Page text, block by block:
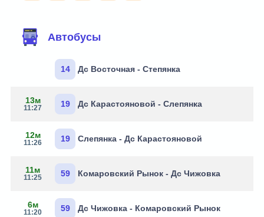
Автобусы
14 Дс Восточная - Степянка
13м
11:27 19 Дс Карастояновой - Слепянка
12м
11:26 19 Слепянка - Дс Карастояновой
11м
11:25 59 Комаровский Рынок - Дс Чижовка
6м
11:20 59 Дс Чижовка - Комаровский Рынок